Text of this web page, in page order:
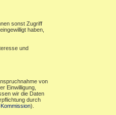
sonst Zugriff
haben,
und
von
Einwilligung,
wir die Daten
durch
).